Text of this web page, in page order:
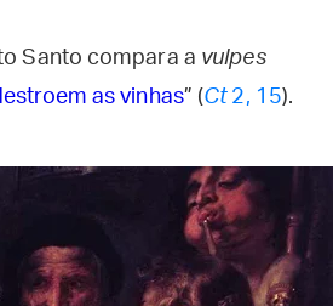
Santo compara a vulpes
as vinhas” (Ct2, 15).